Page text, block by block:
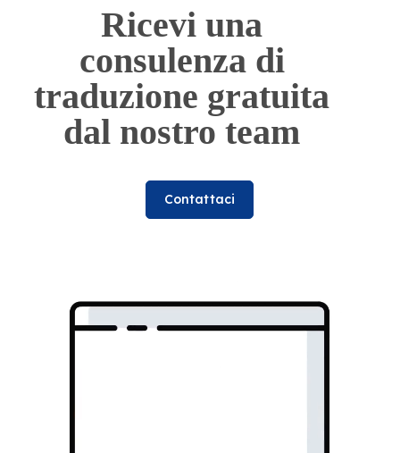
Ricevi una
consulenza di
traduzione gratuita
dal nostro team
Contattaci